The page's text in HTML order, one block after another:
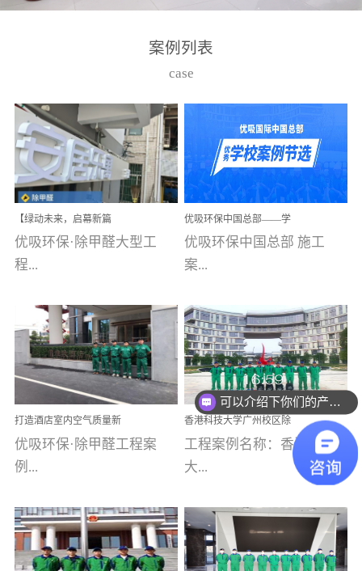
高技能的团队。汇聚了众
取得了多项产品技术专利
和多项国家版权局著作
权，获得高新技术企业称
号。生产优势自主生产自
给自足，优吸公司于2015
在广州番禺区成功建立产
品线生产基地，工厂拥有
自动化生产设备和成熟的
选择源头源材料、严控产
品质量，我们每一批的生
产产品都经过严格的质检
程序；生产车间为优吸总
部和全国分支机构生产光
触媒、净醛王、祛味剂等
优吸系列产品，保质保量
完成生产任务，确保全国
求。资质优势团队优势分
支优势优吸环保是一棵正
茁壮成长的树，只要我们
案例列表
case
【绿动未来，启幕新篇
章】优吸环保中标深圳安
居乐寓，超大型工装室内
空气治理项目顺利启航，
优吸环保·除甲醛大型工
程...
案例【深圳安居乐寓】室
内空气治理项目深圳安居
乐寓 深圳市安居乐寓
为深圳安居集团旗下城...
优吸环保中国总部——学
校施工案例(节选)
优吸环保中国总部 施工
案...
例(学校工装节选)广州南沙
小学(珠江湾校区)项目地
址：广州市南沙区海滨路
南沙珠江湾江门市蓬江区
禾...
打造酒店室内空气质量新
标杆——优吸环保·标杆之
作：东莞美豪雅致酒店室
内空气治理工程纪实
优吸环保·除甲醛工程案
例...
【东莞美豪雅致酒店】室
内空气治理项目东莞美豪
香港科技大学广州校区除
甲醛项目圆满完成
工程案例名称：香港科技
大...
学广州校区室内空气治
理 工程案例地址：广
可以介绍下你们的产品么